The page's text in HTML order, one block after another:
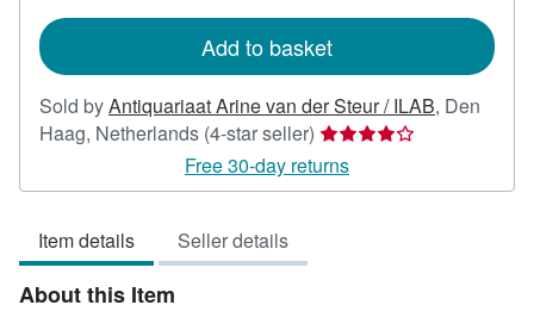
Add to basket
Sold byAntiquariaat Arine van der Steur / ILAB, Den
Haag, Netherlands (4-star seller) Seller
rating
4
Free 30-day returns
Item details Seller details
About this Item